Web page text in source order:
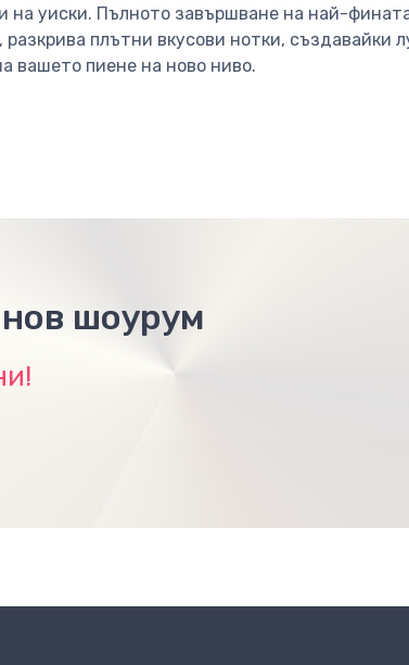
на уиски. Пълното завършване на най-
плътни вкусови нотки, създавайки
вашето пиене на ново ниво.
шоурум